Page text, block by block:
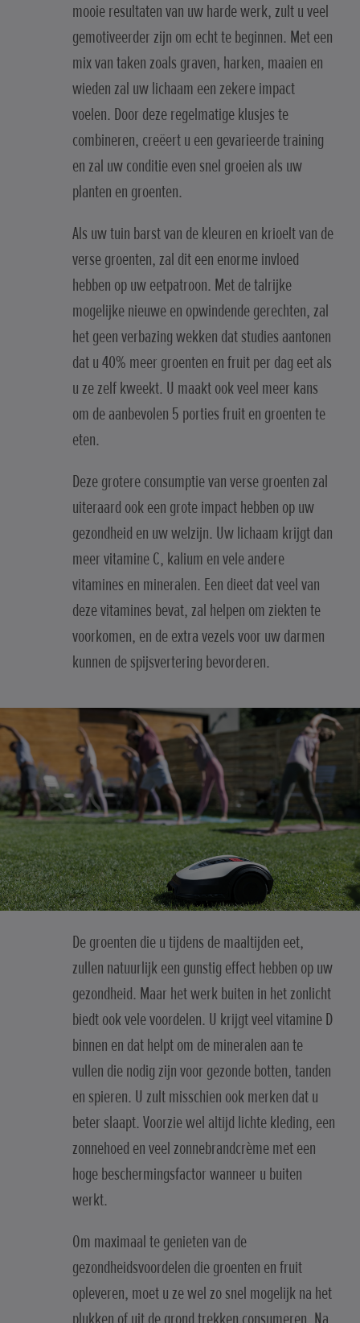
mooie resultaten van uw harde werk, zult u veel
gemotiveerder zijn om echt te beginnen. Met een
mix van taken zoals graven, harken, maaien en
wieden zal uw lichaam een zekere impact
voelen. Door deze regelmatige klusjes te
combineren, creëert u een gevarieerde training
en zal uw conditie even snel groeien als uw
planten en groenten.
Als uw tuin barst van de kleuren en krioelt van de
verse groenten, zal dit een enorme invloed
hebben op uw eetpatroon. Met de talrijke
mogelijke nieuwe en opwindende gerechten, zal
het geen verbazing wekken dat studies aantonen
dat u 40% meer groenten en fruit per dag eet als
u ze zelf kweekt. U maakt ook veel meer kans
om de aanbevolen 5 porties fruit en groenten te
eten.
Deze grotere consumptie van verse groenten zal
uiteraard ook een grote impact hebben op uw
gezondheid en uw welzijn. Uw lichaam krijgt dan
meer vitamine C, kalium en vele andere
vitamines en mineralen. Een dieet dat veel van
deze vitamines bevat, zal helpen om ziekten te
voorkomen, en de extra vezels voor uw darmen
kunnen de spijsvertering bevorderen.
De groenten die u tijdens de maaltijden eet,
zullen natuurlijk een gunstig effect hebben op uw
gezondheid. Maar het werk buiten in het zonlicht
biedt ook vele voordelen. U krijgt veel vitamine D
binnen en dat helpt om de mineralen aan te
vullen die nodig zijn voor gezonde botten, tanden
en spieren. U zult misschien ook merken dat u
beter slaapt. Voorzie wel altijd lichte kleding, een
zonnehoed en veel zonnebrandcrème met een
hoge beschermingsfactor wanneer u buiten
werkt.
Om maximaal te genieten van de
gezondheidsvoordelen die groenten en fruit
opleveren, moet u ze wel zo snel mogelijk na het